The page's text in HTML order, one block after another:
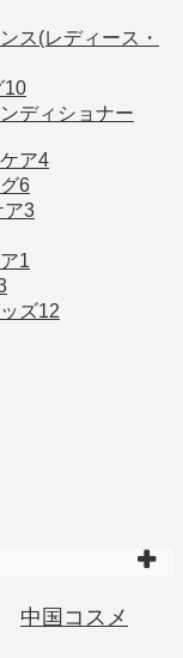
ス(レディース・
10
ディショナー
ア4
6
ア3
1
ズ12
中国コスメ